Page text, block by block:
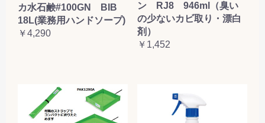
カ水石鹸#100GN BIB
18L(業務用ハンドソープ)
￥4,290
ン RJ8 946ml（臭い
の少ないカビ取り・漂白
剤）
￥1,452